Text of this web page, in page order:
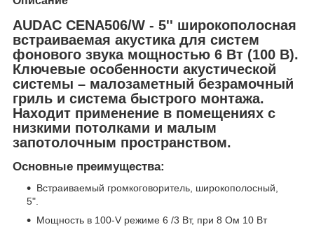
AUDAC CENA506/W - 5'' широкополосная
встраиваемая акустика для систем
фонового звука мощностью 6 Вт (100 В).
Ключевые особенности акустической
системы – малозаметный безрамочный
гриль и система быстрого монтажа.
Находит применение в помещениях с
низкими потолками и малым
запотолочным пространством.
Основные преимущества:
Встраиваемый громкоговоритель, широкополосный,
5".
Мощность в 100-V режиме 6 /3 Вт, при 8 Ом 10 Вт